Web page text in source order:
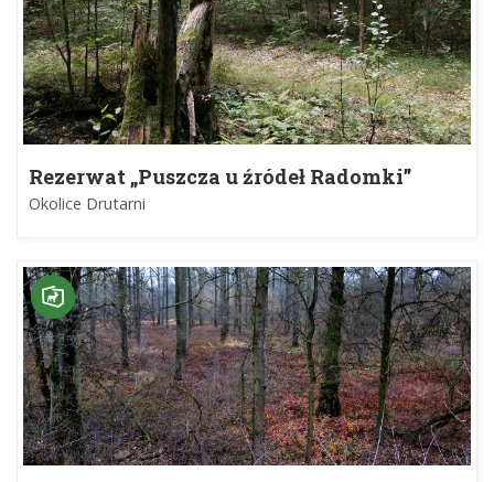
Rezerwat „Puszcza u źródeł Radomki”
Okolice Drutarni